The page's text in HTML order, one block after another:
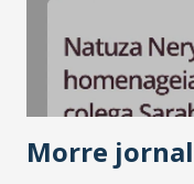
Morre